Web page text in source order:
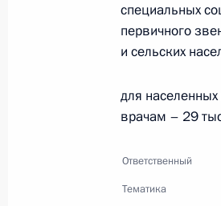
6 мая 2024
6 мая 2024 года,
24 апреля
специальных
первичного
и сельских
для
врачам – 29
Ответственный
Тематика